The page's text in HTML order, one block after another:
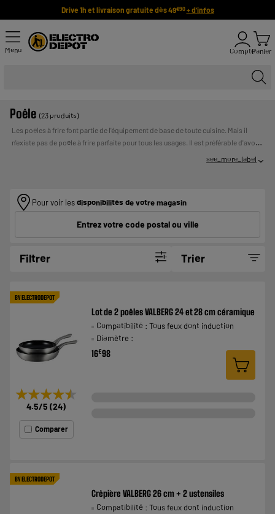
Drive 1h et livraison gratuite dès 49€90 + d'infos
Menu ComptePanier
Poêle (23 produits)
Les poêles à frire font partie de l'équipement de base de toute cuisine. Mais il
n'existe pas de poêle à frire parfaite pour tous les usages. Il est préférable d'avoir
Payer en plusieurs fois :
UN
CREDIT VOUS ENGAGE ET DOIT ETRE REMBOURSE.
see_more_label
Pour voir lesdisponibilités de votre magasin
Entrez votre code postal ou ville
Filtrer Trier
BY ELECTRODEPOT
★★★★★
★★★★★
4.5/5 (24)
Comparer
Lot de 2 poêles VALBERG 24 et 28 cm céramique
Compatibilité : Tous feux dont induction
Diamètre :
16€98
BY ELECTRODEPOT
Crêpière VALBERG 26 cm + 2 ustensiles
Compatibilité : Tous feux dont induction